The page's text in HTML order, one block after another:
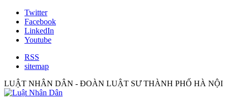
Twitter
Facebook
LinkedIn
Youtube
RSS
sitemap
LUẬT NHÂN DÂN - ĐOÀN LUẬT SƯ THÀNH PHỐ HÀ NỘI